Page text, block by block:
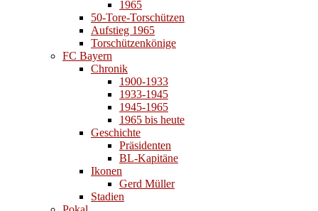
1965
50-Tore-Torschützen
Aufstieg 1965
Torschützenkönige
FC Bayern
Chronik
1900-1933
1933-1945
1945-1965
1965 bis heute
Geschichte
Präsidenten
BL-Kapitäne
Ikonen
Gerd Müller
Stadien